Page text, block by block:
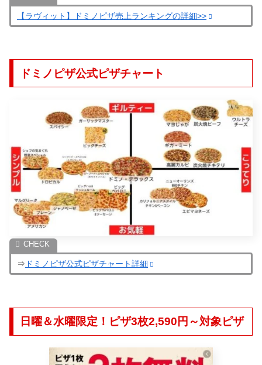
【ラヴィット】ドミノピザ売上ランキングの詳細>>
ドミノピザ公式ピザチャート
⇒ ドミノピザ公式ピザチャート詳細
日曜＆水曜限定！ピザ3枚2,590円～対象ピザ